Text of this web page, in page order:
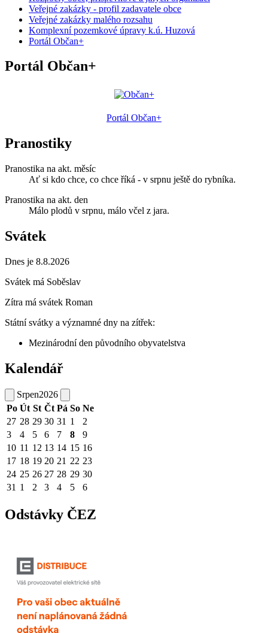
Veřejné zakázky - profil zadavatele obce
Veřejné zakázky malého rozsahu
Komplexní pozemkové úpravy k.ú. Huzová
Portál Občan+
Portál Občan+
Portál Občan+
Pranostiky
Pranostika na akt. měsíc
Ať si kdo chce, co chce říká - v srpnu ještě do rybníka.
Pranostika na akt. den
Málo plodů v srpnu, málo včel z jara.
Svátek
Dnes je 8.8.2026
Svátek má Soběslav
Zítra má svátek Roman
Státní svátky a významné dny na zítřek:
Mezinárodní den původního obyvatelstva
Kalendář
Srpen2026
Po Út St Čt Pá So Ne
27 28 29 30 31 1
2
3
4 5 6 7 8
9
10 11 12 13 14 15 16
17 18 19 20 21 22 23
24 25 26 27 28 29 30
31 1 2 3 4 5 6
Odstávky ČEZ